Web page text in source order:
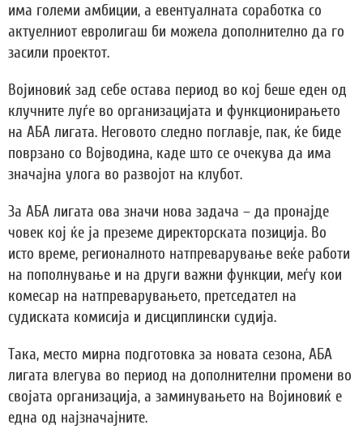
има големи амбиции, а евентуалната соработка со
актуелниот евролигаш би можела дополнително да го
засили проектот.
Војиновиќ зад себе остава период во кој беше еден од
клучните луѓе во организацијата и функционирањето
на АБА лигата. Неговото следно поглавје, пак, ќе биде
поврзано со Војводина, каде што се очекува да има
значајна улога во развојот на клубот.
За АБА лигата ова значи нова задача – да пронајде
човек кој ќе ја преземе директорската позиција. Во
исто време, регионалното натпреварување веќе работи
на пополнување и на други важни функции, меѓу кои
комесар на натпреварувањето, претседател на
судиската комисија и дисциплински судија.
Така, место мирна подготовка за новата сезона, АБА
лигата влегува во период на дополнителни промени во
својата организација, а заминувањето на Војиновиќ е
една од најзначајните.